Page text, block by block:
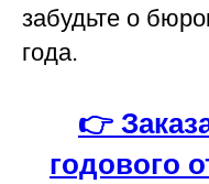
забудьте о
года.
👉
годового